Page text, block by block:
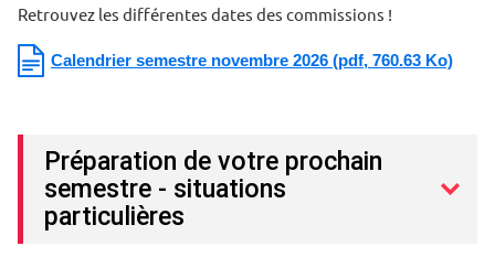
Retrouvez les différentes dates des commissions !
Calendrier semestre novembre 2026 (pdf, 760.63 Ko)
Préparation de votre prochain
semestre - situations
particulières